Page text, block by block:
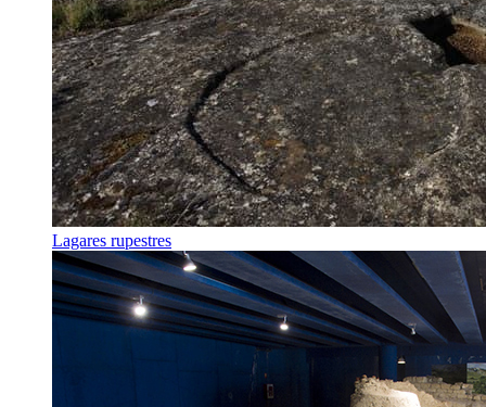
Lagares rupestres